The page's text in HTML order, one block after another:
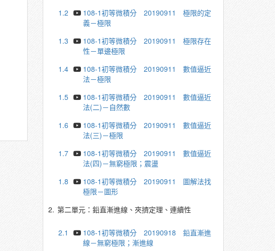
1.2
108-1初等微積分 20190911 極限的定
義－極限
1.3
108-1初等微積分 20190911 極限存在
性－單邊極限
1.4
108-1初等微積分 20190911 數值逼近
法－極限
1.5
108-1初等微積分 20190911 數值逼近
法(二)－自然數
1.6
108-1初等微積分 20190911 數值逼近
法(三)－極限
1.7
108-1初等微積分 20190911 數值逼近
法(四)－無窮極限；震盪
1.8
108-1初等微積分 20190911 圖解法找
極限－圖形
2. 第二單元：鉛直漸進線、夾擠定理、連續性
2.1
108-1初等微積分 20190918 鉛直漸進
線－無窮極限；漸進線